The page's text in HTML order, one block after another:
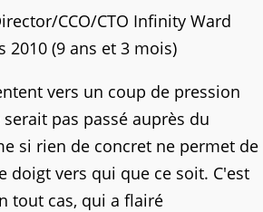
CCO/CTO Infinity Ward
2010 (9 ans et 3 mois)
vers un coup de pression
pas passé auprès du
si rien de concret ne permet de
doigt vers qui que ce soit. C'est
tout cas, qui a flairé